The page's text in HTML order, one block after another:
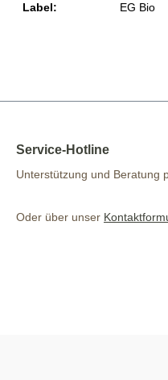
Label: EG Bio
Service-Hotline
Unterstützung und Beratung
Oder über unser